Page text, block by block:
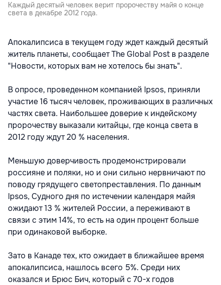
Каждый десятый человек верит пророчеству майя о конце
света в декабре 2012 года.
Апокалипсиса в текущем году ждет каждый десятый
житель планеты, сообщает The Global Post в разделе
"Новости, которых вам не хотелось бы знать".
В опросе, проведенном компанией Ipsos, приняли
участие 16 тысяч человек, проживающих в различных
частях света. Наибольшее доверие к индейскому
пророчеству выказали китайцы, где конца света в
2012 году ждут 20 % населения.
Меньшую доверчивость продемонстрировали
россияне и поляки, но и они сильно нервничают по
поводу грядущего светопреставления. По данным
Ipsos, Судного дня по истечении календаря майя
ожидают 13 % жителей России, а переживают в
связи с этим 14%, то есть на один процент больше
при одинаковой выборке.
Зато в Канаде тех, кто ожидает в ближайшее время
апокалипсиса, нашлось всего 5%. Среди них
оказался и Брюс Бич, который с 70-х годов